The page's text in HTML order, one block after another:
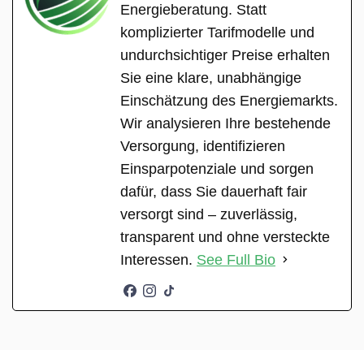
Energieberatung. Statt
komplizierter Tarifmodelle und
undurchsichtiger Preise erhalten
Sie eine klare, unabhängige
Einschätzung des Energiemarkts.
Wir analysieren Ihre bestehende
Versorgung, identifizieren
Einsparpotenziale und sorgen
dafür, dass Sie dauerhaft fair
versorgt sind – zuverlässig,
transparent und ohne versteckte
Interessen. See Full Bio